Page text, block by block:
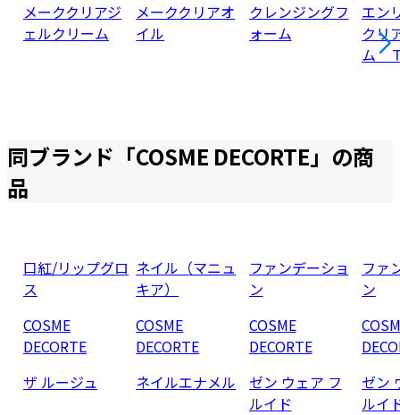
メーククリアジ
ェルクリーム
メーククリアオ
イル
クレンジングフ
ォーム
エン
クリ
ム
同ブランド「COSME DECORTE」の商
品
口紅/リップグロ
ス
COSME
DECORTE
ザ ルージュ
ネイル（マニュ
キア）
COSME
DECORTE
ネイルエナメル
ファンデーショ
ン
COSME
DECORTE
ゼン ウェア フ
ルイド
ファ
ン
ゼン
ルイ